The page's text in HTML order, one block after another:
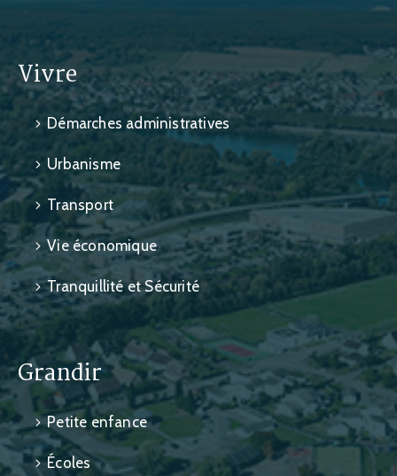
Vivre
Démarches administratives
Urbanisme
Transport
Vie économique
Tranquillité et Sécurité
Grandir
Petite enfance
Écoles